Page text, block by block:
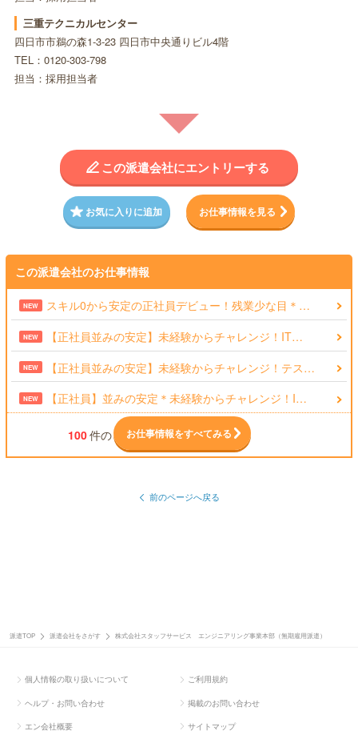
三重テクニカルセンター
四日市市鵜の森1-3-23 四日市中央通りビル4階
TEL：0120-303-798
担当：採用担当者
この派遣会社にエントリーする
お気に入りに追加 お仕事情報を見る
この派遣会社のお仕事情報
NEW スキル0から安定の正社員デビュー！残業少な目＊…
NEW 【正社員並みの安定】未経験からチャレンジ！IT…
NEW 【正社員並みの安定】未経験からチャレンジ！テス…
NEW 【正社員】並みの安定＊未経験からチャレンジ！I…
100件の お仕事情報をすべてみる
前のページへ戻る
派遣TOP 派遣会社をさがす 株式会社スタッフサービス エンジニアリング事業本部（無期雇用派遣）
個人情報の取り扱いについて ご利用規約
ヘルプ・お問い合わせ 掲載のお問い合わせ
エン会社概要 サイトマップ